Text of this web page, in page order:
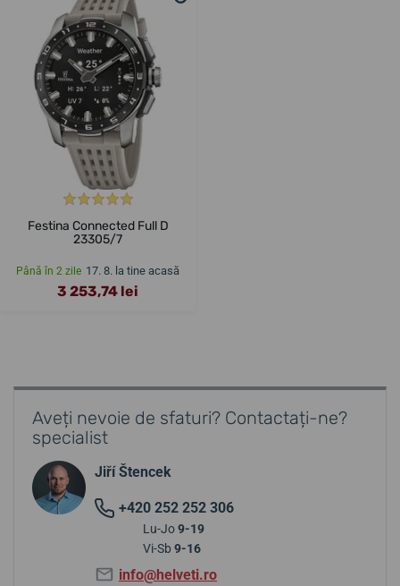
Festina Connected Full D
23305/7
Până în 2 zile 17. 8. la tine acasă
3 253,74 lei
Aveți nevoie de sfaturi? Contactați-ne?
specialist
Jiří Štencek
+420 252 252 306
Lu-Jo9-19
Vi-Sb 9-16
info@helveti.ro